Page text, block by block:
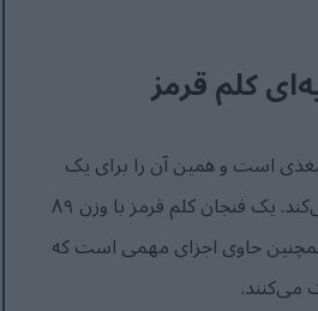
کلم قرمز
است و همین آن را برای یک
رژیم غذایی سالم عالی می‌کند. یک فنجان کلم قرمز با وزن ۸۹
دارد. همچنین حاوی اجزای مهمی است که
می‌کنند.